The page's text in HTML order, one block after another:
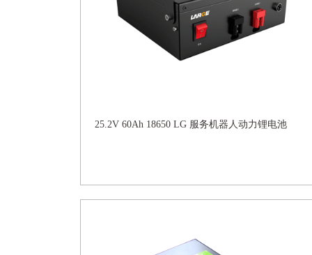
25.2V 60Ah 18650 LG 服务机器人动力锂电池